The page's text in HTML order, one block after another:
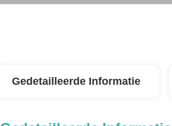
Gedetailleerde Informatie